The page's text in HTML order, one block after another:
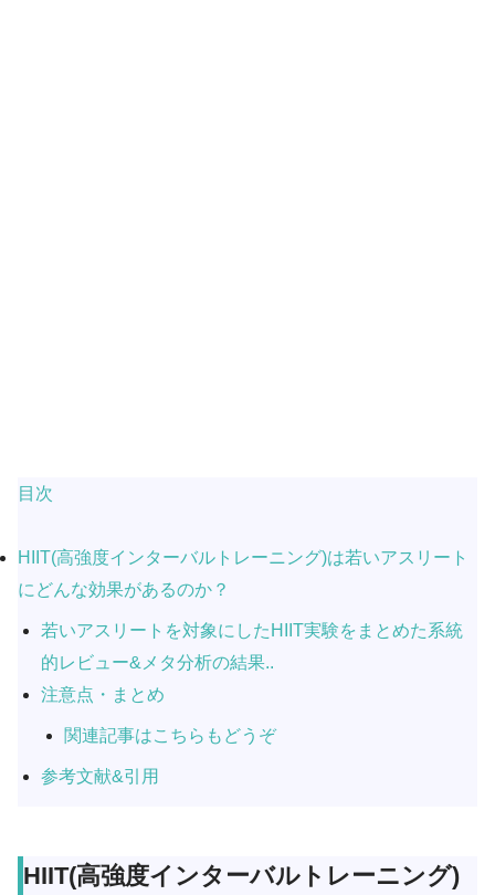
目次
HIIT(高強度インターバルトレーニング)は若いアスリート
にどんな効果があるのか？
若いアスリートを対象にしたHIIT実験をまとめた系統
的レビュー&メタ分析の結果..
注意点・まとめ
関連記事はこちらもどうぞ
参考文献&引用
HIIT(高強度インターバルトレーニング)